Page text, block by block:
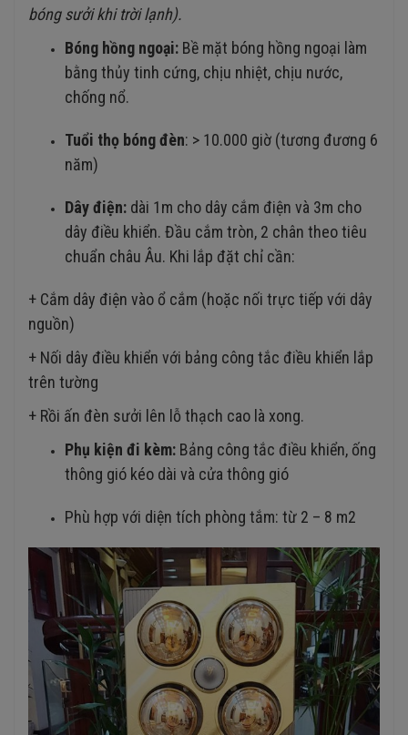
bóng sưởi khi trời lạnh).
Bóng hồng ngoại: Bề mặt bóng hồng ngoại làm
bằng thủy tinh cứng, chịu nhiệt, chịu nước,
chống nổ.
Tuổi thọ bóng đèn: > 10.000 giờ (tương đương 6
năm)
Dây điện: dài 1m cho dây cắm điện và 3m cho
dây điều khiển. Đầu cắm tròn, 2 chân theo tiêu
chuẩn châu Âu. Khi lắp đặt chỉ cần:
+ Cắm dây điện vào ổ cắm (hoặc nối trực tiếp với dây
nguồn)
+ Nối dây điều khiển với bảng công tắc điều khiển lắp
trên tường
+ Rồi ấn đèn sưởi lên lỗ thạch cao là xong.
Phụ kiện đi kèm: Bảng công tắc điều khiển, ống
thông gió kéo dài và cửa thông gió
Phù hợp với diện tích phòng tắm: từ 2 – 8 m2